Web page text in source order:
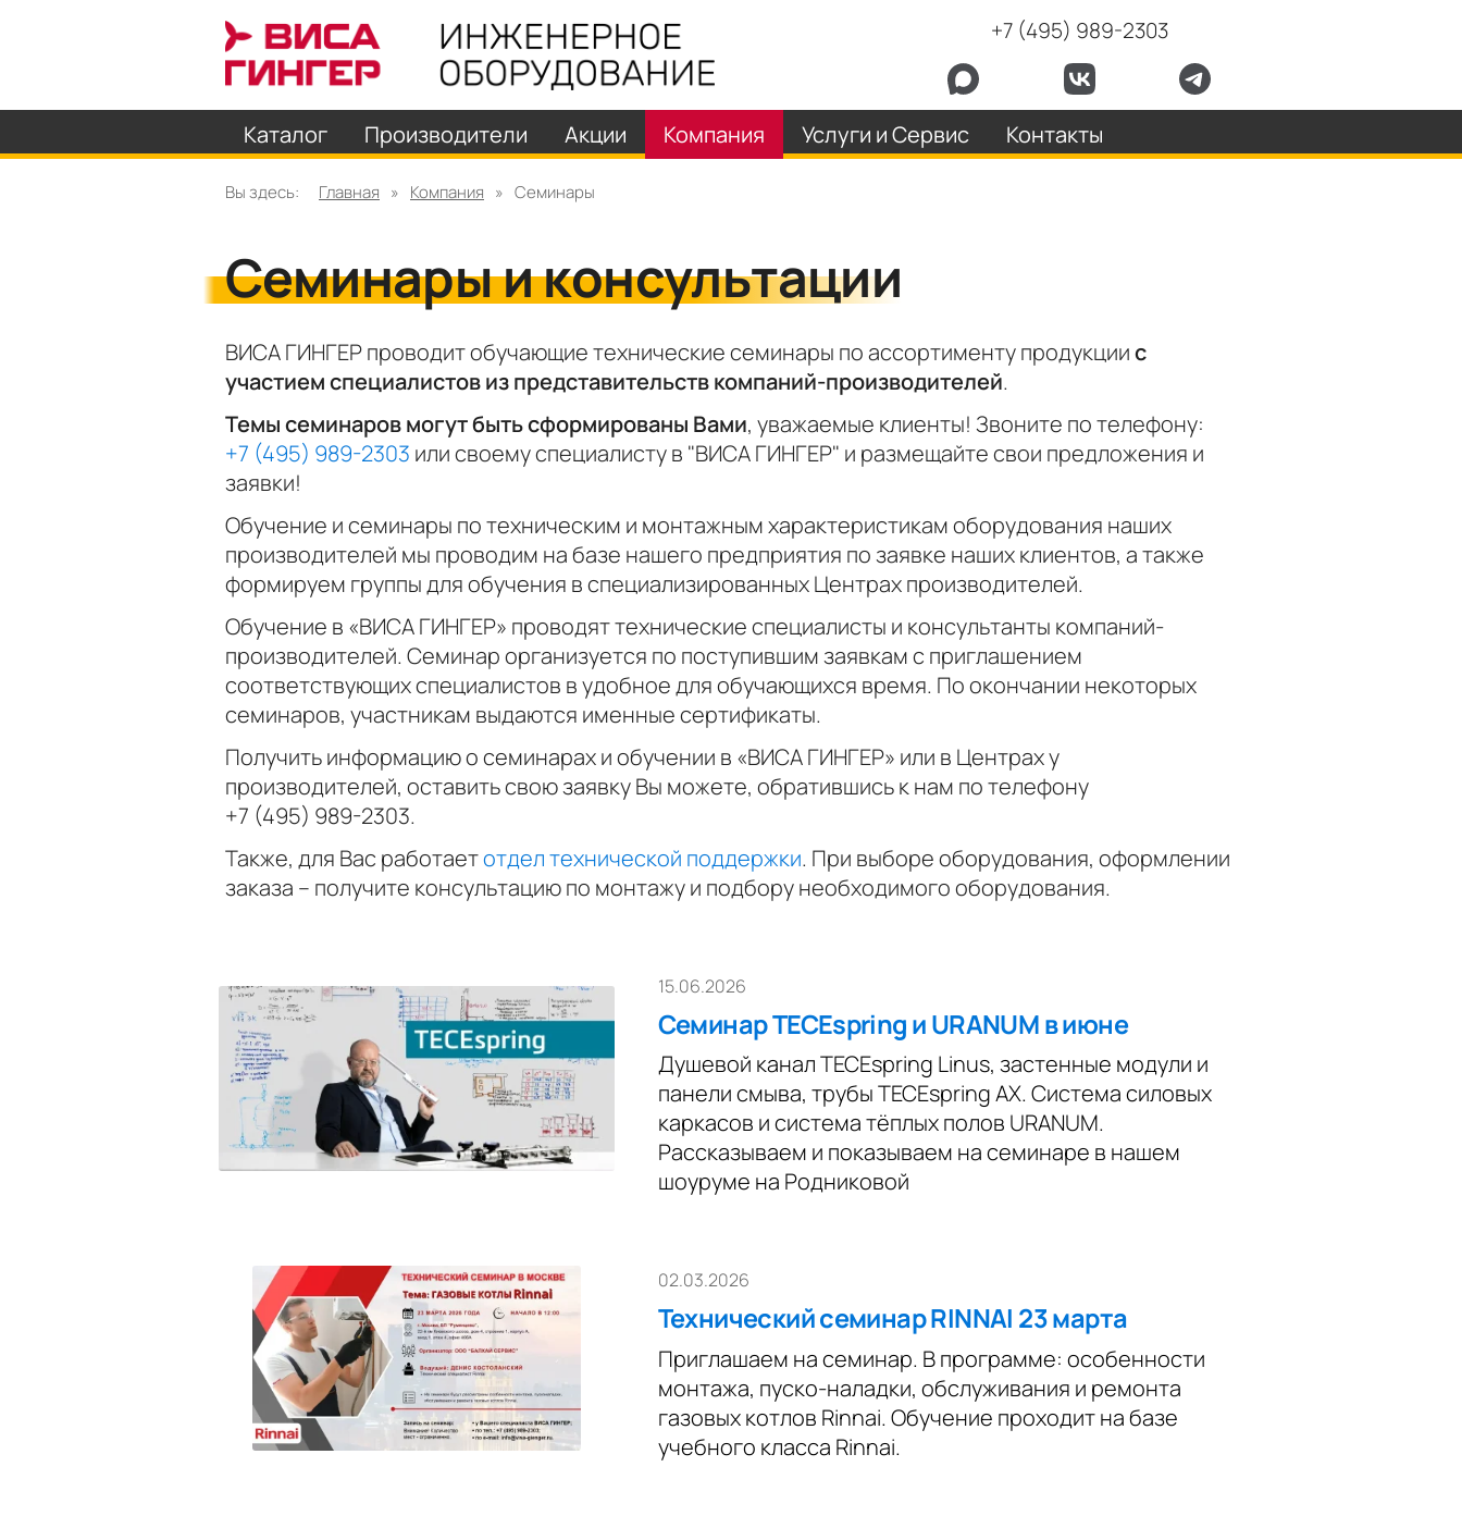
+7 (495) 989-2303
Каталог Производители Акции Компания Услуги и Сервис Контакты
Вы здесь: Главная » Компания » Семинары
Семинары и консультации
ВИСА ГИНГЕР проводит обучающие технические семинары по ассортименту продукциис
участием специалистов из представительств компаний-производителей.
Темы семинаров могут быть сформированы Вами, уважаемые клиенты! Звоните по телефону:
+7 (495) 989-2303 или своему специалисту в "ВИСА ГИНГЕР" и размещайте свои предложения и
заявки!
Обучение и семинары по техническим и монтажным характеристикам оборудования наших
производителей мы проводим на базе нашего предприятия по заявке наших клиентов, а также
формируем группы для обучения в специализированных Центрах производителей.
Обучение в «ВИСА ГИНГЕР» проводят технические специалисты и консультанты компаний-
производителей. Семинар организуется по поступившим заявкам с приглашением
соответствующих специалистов в удобное для обучающихся время. По окончании некоторых
семинаров, участникам выдаются именные сертификаты.
Получить информацию о семинарах и обучении в «ВИСА ГИНГЕР» или в Центрах у
производителей, оставить свою заявку Вы можете, обратившись к нам по телефону
+7 (495) 989-2303.
Также, для Вас работаетотдел технической поддержки. При выборе оборудования, оформлении
заказа – получите консультацию по монтажу и подбору необходимого оборудования.
15.06.2026
Семинар TECEspring и URANUM в июне
Душевой канал ТЕСЕspring Linus, застенные модули и
панели смыва, трубы ТЕСЕspring AX. Система силовых
каркасов и система тёплых полов URANUM.
Рассказываем и показываем на семинаре в нашем
шоуруме на Родниковой
02.03.2026
Технический семинар RINNAI 23 марта
Приглашаем на семинар. В программе: особенности
монтажа, пуско-наладки, обслуживания и ремонта
газовых котлов Rinnai. Обучение проходит на базе
учебного класса Rinnai.